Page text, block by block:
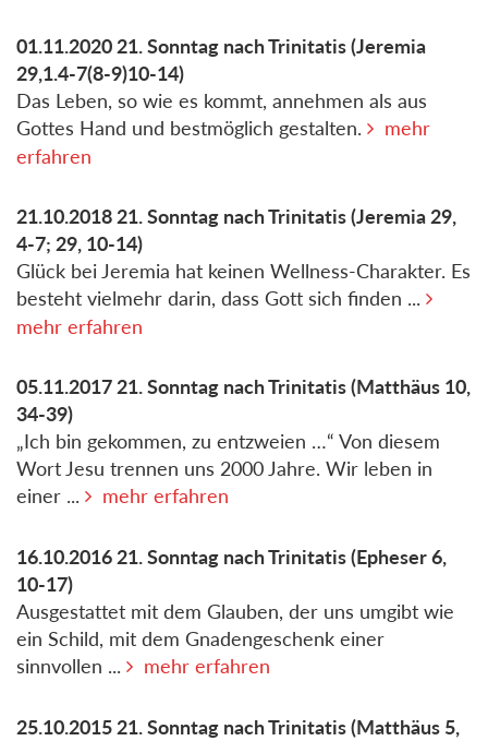
01.11.2020 21. Sonntag nach Trinitatis(Jeremia
29,1.4-7(8-9)10-14)
Das Leben, so wie es kommt, annehmen als aus
Gottes Hand und bestmöglich gestalten.
mehr
erfahren
21.10.2018 21. Sonntag nach Trinitatis(Jeremia 29,
4-7; 29, 10-14)
Glück bei Jeremia hat keinen Wellness-Charakter. Es
besteht vielmehr darin, dass Gott sich finden ...
mehr erfahren
05.11.2017 21. Sonntag nach Trinitatis(Matthäus 10,
34-39)
„Ich bin gekommen, zu entzweien …“ Von diesem
Wort Jesu trennen uns 2000 Jahre. Wir leben in
einer ...
mehr erfahren
16.10.2016 21. Sonntag nach Trinitatis(Epheser 6,
10-17)
Ausgestattet mit dem Glauben, der uns umgibt wie
ein Schild, mit dem Gnadengeschenk einer
sinnvollen ...
mehr erfahren
25.10.2015 21. Sonntag nach Trinitatis(Matthäus 5,